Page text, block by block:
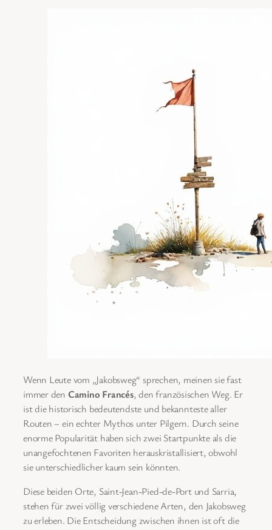
Wenn Leute vom „Jakobsweg“ sprechen, meinen sie fast
immer den Camino Francés, den französischen Weg. Er
ist die historisch bedeutendste und bekannteste aller
Routen – ein echter Mythos unter Pilgern. Durch seine
enorme Popularität haben sich zwei Startpunkte als die
unangefochtenen Favoriten herauskristallisiert, obwohl
sie unterschiedlicher kaum sein könnten.
Diese beiden Orte, Saint-Jean-Pied-de-Port und Sarria,
stehen für zwei völlig verschiedene Arten, den Jakobsweg
zu erleben. Die Entscheidung zwischen ihnen ist oft die